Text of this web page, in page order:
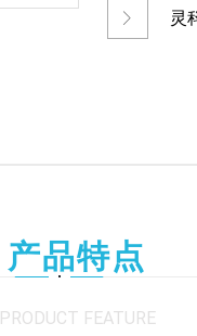
灵
产品特点
PRODUCT FEATURE